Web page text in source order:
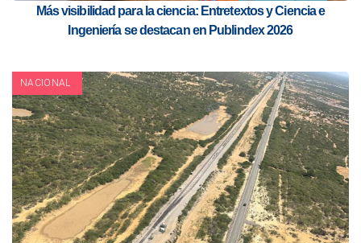
Más visibilidad para la ciencia: Entretextos y Ciencia e
Ingeniería se destacan en Publindex 2026
NACIONAL